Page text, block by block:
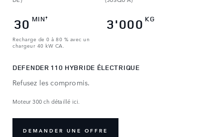
30 MIN‡
Recharge de 0 à 80 % avec un
chargeur 40 kW CA.
3'000 KG
DEFENDER 110 HYBRIDE ÉLECTRIQUE
Refusez les compromis.
Moteur 300 ch détaillé ici.
DEMANDER UNE OFFRE